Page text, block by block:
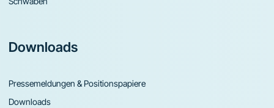
Downloads
Pressemeldungen & Positionspapiere
Downloads